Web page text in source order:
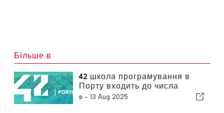
Більше в
42 школа програмування в
Порту входить до числа
найбільш інноваційних
в - 13 Aug 2025